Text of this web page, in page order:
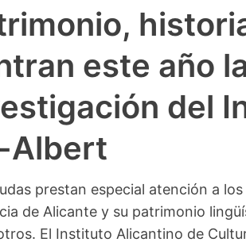
este año
del
Albert
prestan especial atención a
de Alicante y su patrimonio
El Instituto Alicantino de